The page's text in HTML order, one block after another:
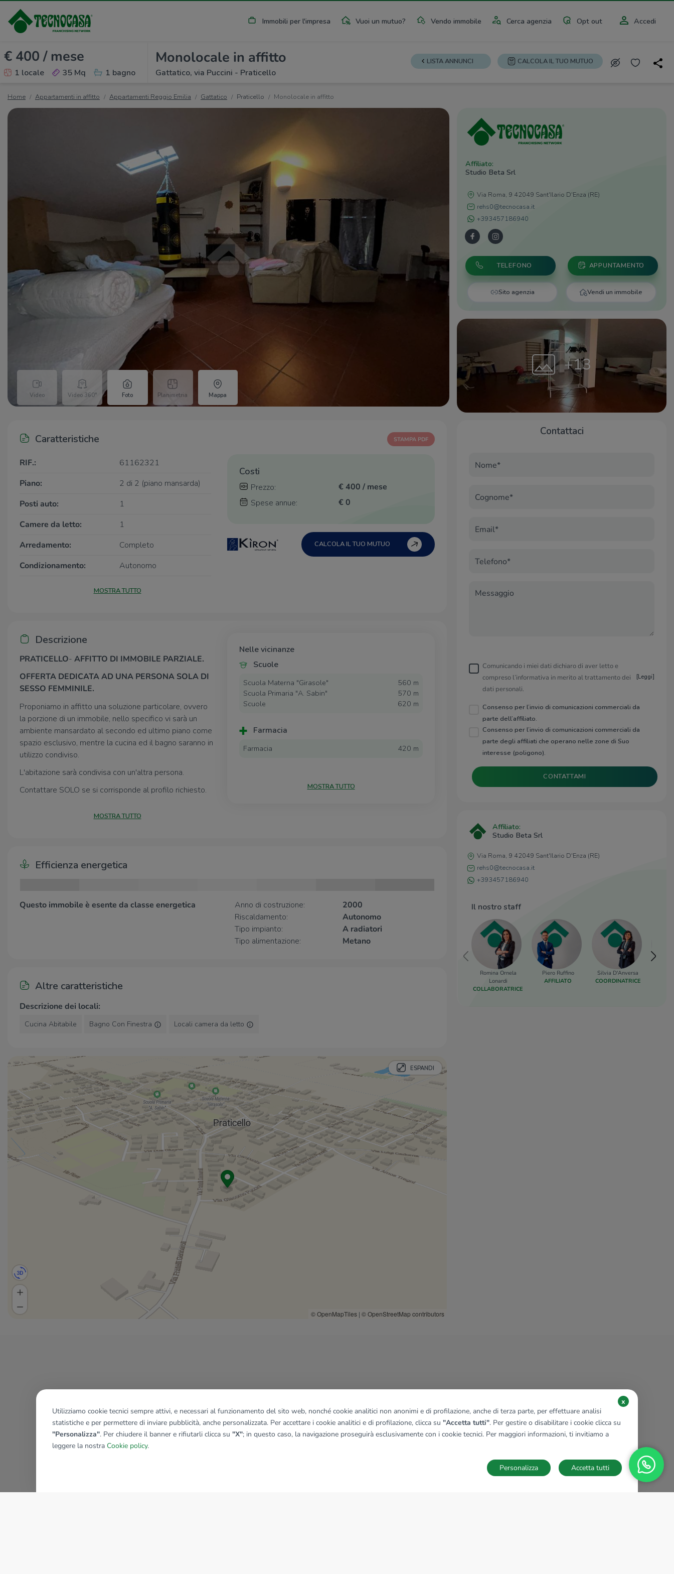
Immobili per l'impresa Vuoi un mutuo? Vendo immobile Cerca agenzia Opt out Accedi
€ 400 / mese
1 locale 35 Mq 1 bagno
Monolocale in affitto
Gattatico, via Puccini - Praticello
LISTA ANNUNCI CALCOLA IL TUO MUTUO
Home Appartamenti in affitto Appartamenti Reggio Emilia Gattatico Praticello Monolocale in affitto
Video Video 360° Foto Planimetria Mappa
Affiliato:
Studio Beta Srl
Via Roma, 9 42049 Sant'Ilario D'Enza (RE)
rehs0@tecnocasa.it
+393457186940
TELEFONO APPUNTAMENTO
Sito agenzia Vendi un immobile
+13
Caratteristiche
RIF.:
61162321
Piano:
2 di 2 (piano mansarda)
Posti auto:
1
Camere da letto:
1
Arredamento:
Completo
Condizionamento:
Autonomo
MOSTRA TUTTO
STAMPA PDF
Costi
Prezzo:
€ 400 / mese
Spese annue:
€ 0
CALCOLA IL TUO MUTUO
Descrizione
PRATICELLO- AFFITTO DI IMMOBILE PARZIALE.
OFFERTA DEDICATA AD UNA PERSONA SOLA DI
SESSO FEMMINILE.
Proponiamo in affitto una soluzione particolare, ovvero
la porzione di un immobile, nello specifico vi sarà un
ambiente mansardato al secondo ed ultimo piano come
spazio esclusivo, mentre la cucina ed il bagno saranno in
utilizzo condiviso.
L'abitazione sarà condivisa con un'altra persona.
Contattare SOLO se si corrisponde al profilo richiesto.
UNA VISITA PRIVATA CHIAMACI AL 0522.902044
MOSTRA TUTTO
Nelle vicinanze
Scuole
Scuola Materna "Girasole"
560 m
Scuola Primaria "A. Sabin"
570 m
Scuole
620 m
Farmacia
Farmacia 420 m
Ristoranti
Ristoranti
IL Moretto
MOSTRA TUTTO
Efficienza energetica
Questo immobile è esente da classe energetica Anno di costruzione:
2000
Riscaldamento:
Autonomo
Tipo impianto:
A radiatori
Tipo alimentazione:
Metano
Altre caratteristiche
Descrizione dei locali:
Cucina Abitabile Bagno Con Finestra Locali camera da letto
ESPANDI
© OpenMapTiles | © OpenStreetMap contributors
Contattaci
Nome*
Cognome*
Email*
Telefono*
Messaggio
Comunicando i miei dati dichiaro di aver letto e
compreso l’informativa in merito al trattamento dei
dati personali.
[Leggi]
Consenso per l’invio di comunicazioni commerciali da
parte dell’affiliato.
Consenso per l’invio di comunicazioni commerciali da
parte degli affiliati che operano nelle zone di Suo
interesse (poligono).
CONTATTAMI
Affiliato:
Studio Beta Srl
Via Roma, 9 42049 Sant'Ilario D'Enza (RE)
rehs0@tecnocasa.it
+393457186940
Il nostro staff
Romina Ornela
Lonardi
COLLABORATRICE
Piero Ruffino
AFFILIATO
Silvia D'Anversa
COORDINATRICE
Utilizziamo cookie tecnici sempre attivi, e necessari al funzionamento del sito web, nonché cookie analitici non anonimi e di profilazione, anche di terza parte, per effettuare analisi
statistiche e per permettere di inviare pubblicità, anche personalizzata. Per accettare i cookie analitici e di profilazione, clicca su "Accetta tutti". Per gestire o disabilitare i cookie clicca su
"Personalizza". Per chiudere il banner e rifiutarli clicca su "X"; in questo caso, la navigazione proseguirà esclusivamente con i cookie tecnici. Per maggiori informazioni, ti invitiamo a
leggere la nostra Cookie policy.
x
Accetta tutti
Personalizza